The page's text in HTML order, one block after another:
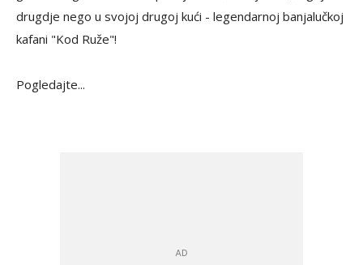
drugdje nego u svojoj drugoj kući - legendarnoj banjalučkoj
kafani "Kod Ruže"!
Pogledajte...